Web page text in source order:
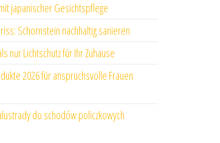
japanischer Gesichtspflege
Schornstein nachhaltig sanieren
nur Lichtschutz für Ihr Zuhause
2026 für anspruchsvolle Frauen
do schodów policzkowych